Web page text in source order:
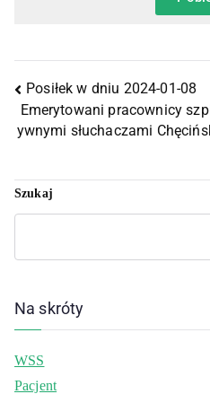
Posiłek w dniu 2024-01-08
Emerytowani pracownicy
ywnymi słuchaczami
Szukaj
Na skróty
WSS
Pacjent